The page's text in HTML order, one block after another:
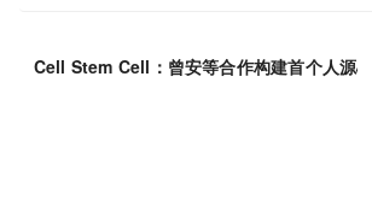
Cell Stem Cell：曾安等合作构建首个人源